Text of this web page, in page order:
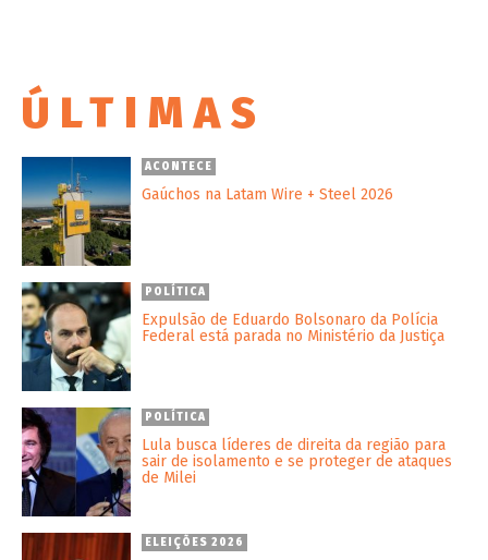
ÚLTIMAS
ACONTECE
Gaúchos na Latam Wire + Steel 2026
POLÍTICA
Expulsão de Eduardo Bolsonaro da Polícia
Federal está parada no Ministério da Justiça
POLÍTICA
Lula busca líderes de direita da região para
sair de isolamento e se proteger de ataques
de Milei
ELEIÇÕES 2026